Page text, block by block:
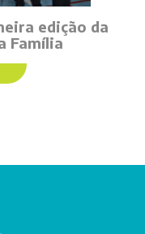
edição da
Família